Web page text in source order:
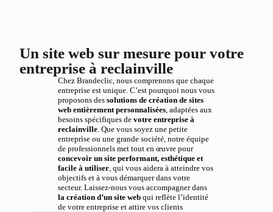
Un site web sur mesure pour votre
entreprise à reclainville
Chez Brandeclic, nous comprenons que chaque
entreprise est unique. C’est pourquoi nous vous
proposons des solutions de création de sites
web entièrement personnalisées, adaptées aux
besoins spécifiques de votre entreprise à
reclainville. Que vous soyez une petite
entreprise ou une grande société, notre équipe
de professionnels met tout en œuvre pour
concevoir un site performant, esthétique et
facile à utiliser, qui vous aidera à atteindre vos
objectifs et à vous démarquer dans votre
secteur. Laissez-nous vous accompagner dans
la création d’un site webqui reflète l’identité
de votre entreprise et attire vos clients